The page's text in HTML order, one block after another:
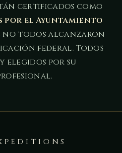
certificados como
por el Ayuntamiento
no todos alcanzaron
federal. Todos
elegidos por su